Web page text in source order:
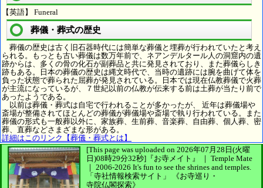
【英語】 Funeral
葬儀・葬式の歴史
葬儀の歴史は古く旧石器時代には簡単な葬儀と埋葬が行われていたと考え
られる。もっとも古い葬儀は数万年前で、ネアンデルタール人の洞窟内の遺
跡からは、多くの骨の化石が副葬品と共に発見されており、また葬儀らしき
跡もある。日本の葬儀の歴史は縄文時代で、当時の遺跡には腕を曲げて体を
負った状態で葬られた屈葬が発見されている。日本では現在仏教葬儀で火葬
が主流になっているが、７世紀以前の仏教が伝来する前は土葬が当たり前で
あったようである。
以前は葬儀・葬式は自宅で行われることが多かったが、 近年は葬儀場や
斎場が整備されてほとんどの葬儀が葬儀場や斎場で執り行われている。また
葬儀の形式も一般葬以外に、家族葬、生前葬、音楽葬、自由葬、個人葬、密
葬、直葬などさまざまな形がある。
詳細はこのリンク【葬儀・葬式とは】
[This page was uploaded on 2026年07月28日(火曜
日)08時29分32秒] 『お寺メイト』 ｜ Temple Mate
｜ 2006-2026 It's fun to see the shrines and temples.
「寺社情報検索サイト」
《お寺巡り・
寺院仏閣探索》